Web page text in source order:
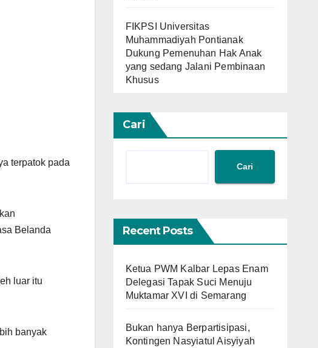
terpatok pada
Belanda
luar itu
banyak
FIKPSI Universitas
Muhammadiyah Pontianak
Dukung Pemenuhan Hak Anak
yang sedang Jalani Pembinaan
Khusus
Cari
Cari
Recent Posts
Ketua PWM Kalbar Lepas Enam
Delegasi Tapak Suci Menuju
Muktamar XVI di Semarang
Bukan hanya Berpartisipasi,
Kontingen Nasyiatul Aisyiyah